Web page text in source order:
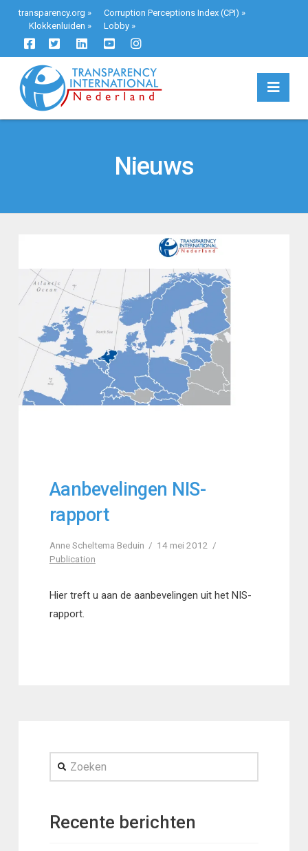
transparency.org » Corruption Perceptions Index (CPI) »
Klokkenluiden » Lobby»
Nieuws
Aanbevelingen NIS-
rapport
Anne Scheltema Beduin
14 mei 2012
Publication
Hier treft u aan de aanbevelingen uit het NIS-
rapport.
Zoeken
Recente berichten